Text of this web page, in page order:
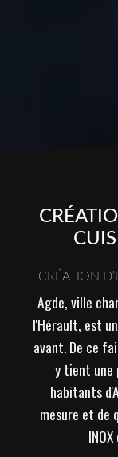
CRÉATION
Agde, ville
l'Hérault, est
avant. De ce
y tient une
habitants
mesure et de